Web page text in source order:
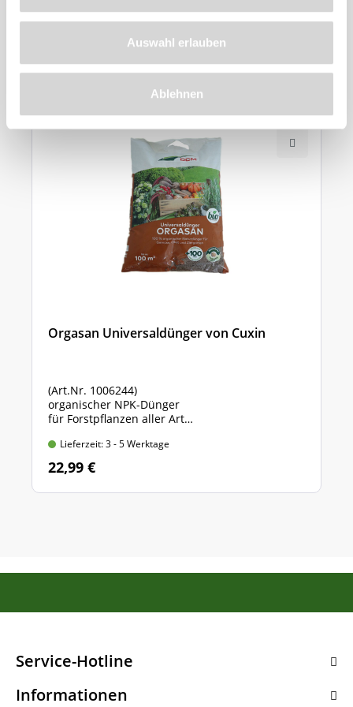
Auswahl erlauben
Ablehnen
empfehlen wir
Orgasan Universaldünger von Cuxin
(Art.Nr. 1006244)
organischer NPK-Dünger
für Forstpflanzen aller Art
Lieferzeit: 3 - 5 Werktage
22,99 €
Service-Hotline
Informationen